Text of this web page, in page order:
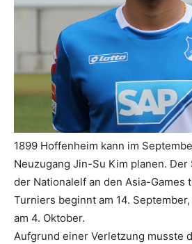
1899 Hoffenheim kann im
Neuzugang Jin-Su Kim planen.
der Nationalelf an den Asia-Games
Turniers beginnt am 14.
am 4. Oktober.
Aufgrund einer Verletzung musste